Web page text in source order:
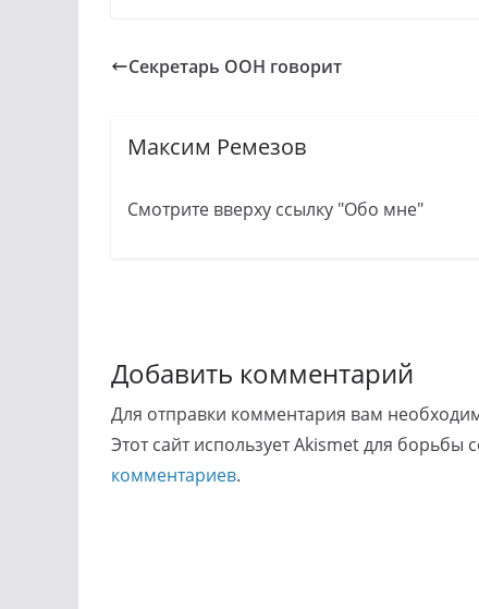
Секретарь ООН говорит
Максим Ремезов
Смотрите вверху ссылку "Обо мне"
Добавить комментарий
Для отправки комментария вам
Этот сайт использует Akismet для борьбы
комментариев.